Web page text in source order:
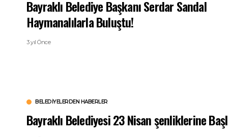
Bayraklı Belediye Başkanı Serdar Sandal
Haymanalılarla Buluştu!
3 yıl Önce
BELEDIYELERDEN HABERLER
Bayraklı Belediyesi 23 Nisan şenliklerine